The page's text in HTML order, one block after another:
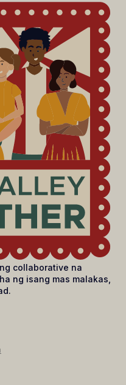
collaborative na
ng isang mas malakas,